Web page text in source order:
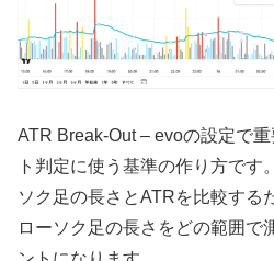
ATR Break-Out – evoの設定で
ト判定に使う基準の作り方です
ソク足の長さとATRを比較する
ローソク足の長さをどの範囲で